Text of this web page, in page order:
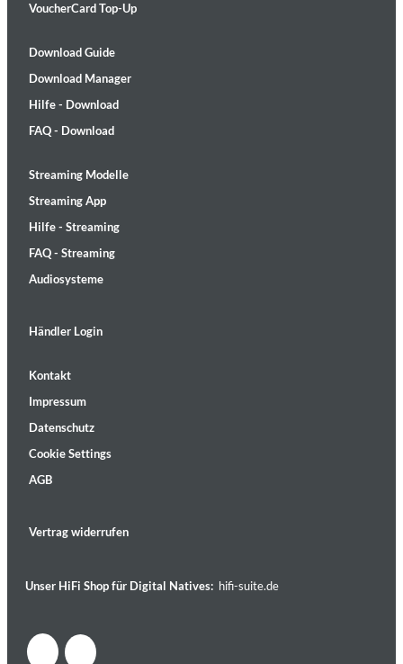
VoucherCard Top-Up
Download Guide
Download Manager
Hilfe - Download
FAQ - Download
Streaming Modelle
Streaming App
Hilfe - Streaming
FAQ - Streaming
Audiosysteme
Händler Login
Kontakt
Impressum
Datenschutz
Cookie Settings
AGB
Vertrag widerrufen
Unser HiFi Shop für Digital Natives: hifi-suite.de